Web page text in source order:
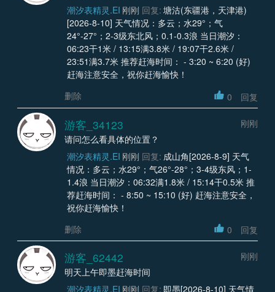
潮汐表精灵.EI 刚刚 回复: 塘沽(东疆港，天津港)
[2026-8-10] 天气情况：多云；水29°；气
24°-27°；2-3级东北风；0.1-0.3浪 当日潮汐：
06:23干1米 / 13:15满3.8米 / 19:07干2.6米 /
23:51满3.7米 推荐赶海时间： - 3:20 ~ 6:20 (好)
赶海注意安全，祝你赶海愉快！
删除
0 回复
游客_34123
刚刚
请问怎么看具体的位置？
潮汐表精灵.EI 刚刚 回复: 成山角[2026-8-9] 天气
情况：多云；水29°；气26°-28°；3-4级东风；1-
1.4浪 当日潮汐：06:32满1.8米 / 15:14干0.5米 推
荐赶海时间： - 8:50 ~ 15:10 (好) 赶海注意安全，
祝你赶海愉快！
删除
0 回复
游客_62442
刚刚
明天上午即墨赶海时间
潮汐表精灵.EI 刚刚 回复: 即墨[2026-8-10] 天气情